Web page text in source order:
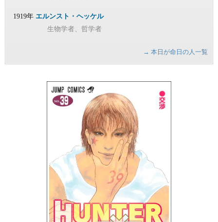
1919年 エルンスト・ヘッケル
生物学者、哲学者
→ 本日が命日の人一覧